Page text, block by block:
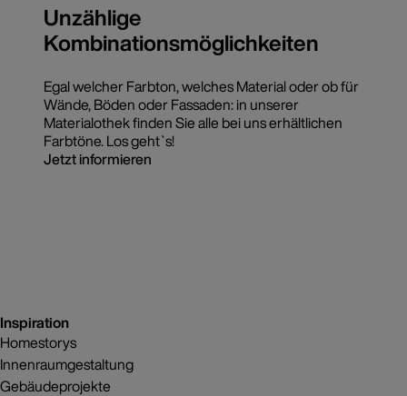
Unzählige
Kombinationsmöglichkeiten
Egal welcher Farbton, welches Material oder ob für
Wände, Böden oder Fassaden: in unserer
Materialothek finden Sie alle bei uns erhältlichen
Farbtöne. Los geht`s!
Jetzt informieren
Inspiration
Homestorys
Innenraumgestaltung
Gebäudeprojekte